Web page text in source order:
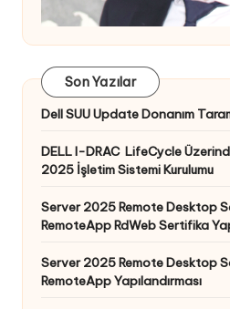
Son Yazılar
Dell SUU Update Donanım
DELL I-DRAC LifeCycle
2025 İşletim Sistemi Kurulumu
Server 2025 Remote Desktop
RemoteApp RdWeb Sertifika
Server 2025 Remote Desktop
RemoteApp Yapılandırması